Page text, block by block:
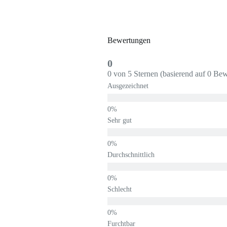
Bewertungen
0
0 von 5 Sternen (basierend auf 0
Ausgezeichnet
Sehr gut
Durchschnittlich
Schlecht
Furchtbar